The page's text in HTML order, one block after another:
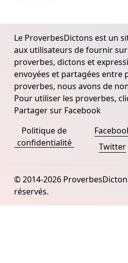
Le ProverbesDictons est un
aux utilisateurs de fournir sur
proverbes, dictons et
envoyées et partagées entre
proverbes, nous avons de
Pour utiliser les proverbes,
Partager sur Facebook
Politique de
confidentialité
Twitter
© 2014-2026
réservés.